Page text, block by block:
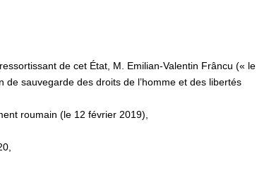
de cet État, M. Emilian-Valentin Frâncu (« le
sauvegarde des droits de l’homme et des libertés
roumain (le 12 février 2019),